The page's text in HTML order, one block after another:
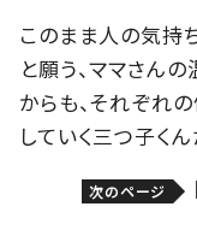
このまま人の気持
と願う、ママさん
からも、それぞれ
していく三つ子く
次のページ